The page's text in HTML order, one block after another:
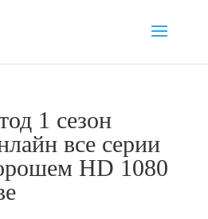
1 сезон
все серии
HD 1080